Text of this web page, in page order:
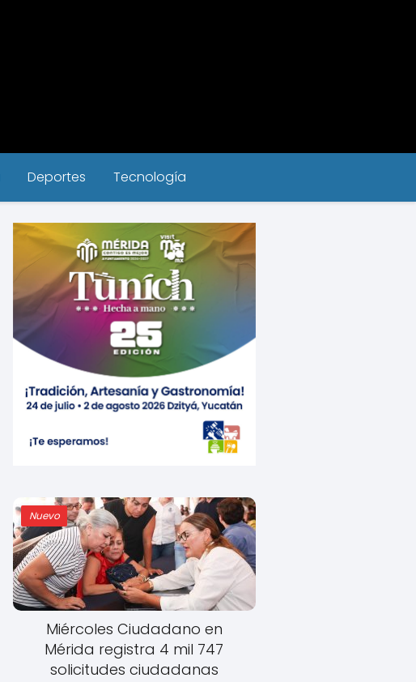
Deportes Tecnología
Nuevo
Miércoles Ciudadano en
Mérida registra 4 mil 747
solicitudes ciudadanas